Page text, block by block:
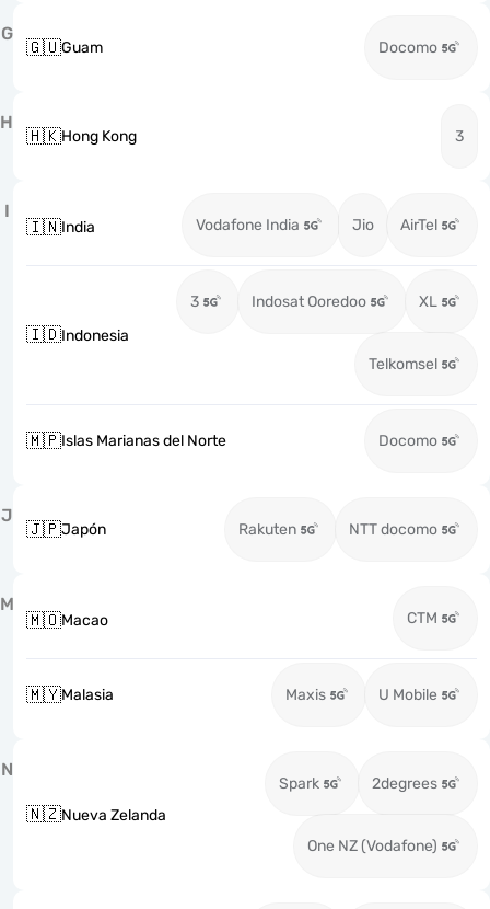
G
🇬🇺Guam Docomo
H
🇭🇰Hong Kong 3
I
🇮🇳India Vodafone India Jio AirTel
🇮🇩Indonesia
3 Indosat Ooredoo XL
Telkomsel
🇲🇵Islas Marianas del Norte Docomo
J
🇯🇵Japón Rakuten NTT docomo
M
🇲🇴Macao CTM
🇲🇾Malasia Maxis U Mobile
N
🇳🇿Nueva Zelanda
Spark 2degrees
One NZ (Vodafone)